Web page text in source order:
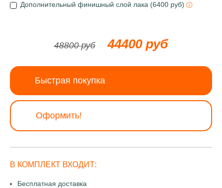
Дополнительный финишный слой лака (6400 руб)
48800 руб 44400 руб
Быстрая покупка
Оформить!
В КОМПЛЕКТ ВХОДИТ:
Бесплатная доставка